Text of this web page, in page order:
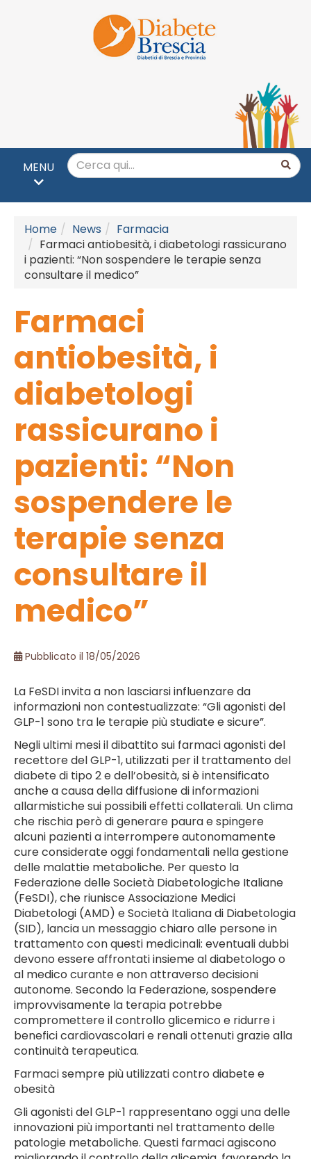
Home News
Farmacia
Farmaci antiobesità, i diabetologi rassicurano
i pazienti: “Non sospendere le terapie senza
consultare il medico”
Farmaci
antiobesità, i
diabetologi
rassicurano i
pazienti: “Non
sospendere le
terapie senza
consultare il
medico”
Pubblicato il 18/05/2026
La FeSDI invita a non lasciarsi influenzare da
informazioni non contestualizzate: “Gli agonisti del
GLP-1 sono tra le terapie più studiate e sicure”.
Negli ultimi mesi il dibattito sui farmaci agonisti del
recettore del GLP-1, utilizzati per il trattamento del
diabete di tipo 2 e dell’obesità, si è intensificato
anche a causa della diffusione di informazioni
allarmistiche sui possibili effetti collaterali. Un clima
che rischia però di generare paura e spingere
alcuni pazienti a interrompere autonomamente
cure considerate oggi fondamentali nella gestione
delle malattie metaboliche. Per questo la
Federazione delle Società Diabetologiche Italiane
(FeSDI), che riunisce Associazione Medici
Diabetologi (AMD) e Società Italiana di Diabetologia
(SID), lancia un messaggio chiaro alle persone in
trattamento con questi medicinali: eventuali dubbi
devono essere affrontati insieme al diabetologo o
al medico curante e non attraverso decisioni
autonome. Secondo la Federazione, sospendere
improvvisamente la terapia potrebbe
compromettere il controllo glicemico e ridurre i
benefici cardiovascolari e renali ottenuti grazie alla
continuità terapeutica.
Farmaci sempre più utilizzati contro diabete e
obesità
Gli agonisti del GLP-1 rappresentano oggi una delle
innovazioni più importanti nel trattamento delle
patologie metaboliche. Questi farmaci agiscono